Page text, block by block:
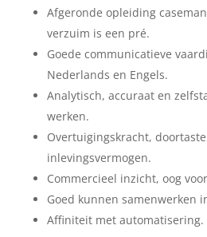
Afgeronde opleiding
verzuim is een pré.
Goede communicatieve
Nederlands en Engels.
Analytisch, accuraat en
werken.
Overtuigingskracht,
inlevingsvermogen.
Commercieel inzicht, oog
Goed kunnen samenwerken
Affiniteit met automatisering.